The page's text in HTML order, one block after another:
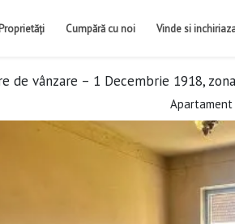
Proprietăți Cumpără cu noi Vinde si
de vânzare – 1 Decembrie 1918,
Apartament